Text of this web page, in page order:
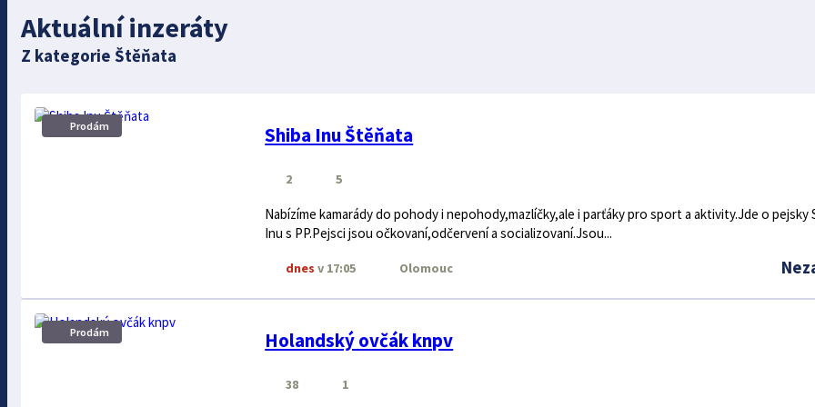
Aktuální inzeráty
Z kategorie Štěňata
Prodám Shiba Inu Štěňata
2 5
Nabízíme kamarády do pohody i nepohody,mazlíčky,ale i parťáky pro sport a aktivity.Jde o pejsky
Inu s PP.Pejsci jsou očkovaní,odčervení a socializovaní.Jsou...
Olomouc
dnes v 17:05
Prodám Holandský ovčák knpv
38 1